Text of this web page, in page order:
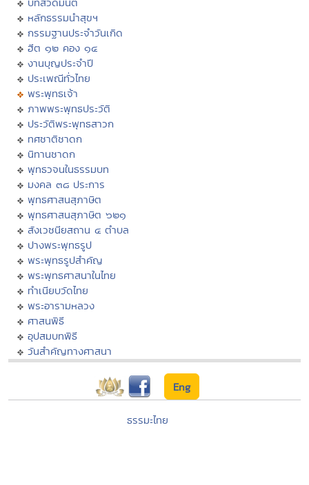
หลักธรรมนำสุขฯ
กรรมฐานประจำวันเกิด
ฮีต ๑๒ คอง ๑๔
งานบุญประจำปี
ประเพณีทั่วไทย
พระพุทธเจ้า
ภาพพระพุทธประวัติ
ประวัติพระพุทธสาวก
ทศชาติชาดก
นิทานชาดก
พุทธวจนในธรรมบท
มงคล ๓๘ ประการ
พุทธศาสนสุภาษิต
พุทธศาสนสุภาษิต ๖๒๑
สังเวชนียสถาน ๔ ตำบล
ปางพระพุทธรูป
พระพุทธรูปสำคัญ
พระพุทธศาสนาในไทย
ทำเนียบวัดไทย
พระอารามหลวง
ศาสนพิธี
อุปสมบทพิธี
วันสำคัญทางศาสนา
Eng
ธรรมะไทย